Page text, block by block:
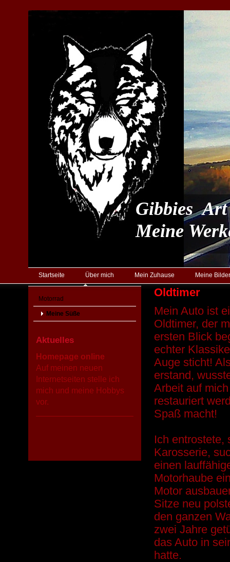
Gibbies Art
Meine
Startseite Über mich Mein Zuhause Meine Bilder
Motorrad
Meine Süße
Aktuelles
Homepage online
Auf meinen neuen
Internetseiten stelle ich
mich und meine Hobbys
vor.
Oldtimer
Mein Auto ist
Oldtimer, der
ersten Blick
echter
Auge sticht!
erstand,
Arbeit auf
restauriert
Spaß macht!
Ich entrostete,
Karosserie,
einen
Motorhaube
Motor
Sitze neu
den ganzen
zwei Jahre
das Auto in
hatte.